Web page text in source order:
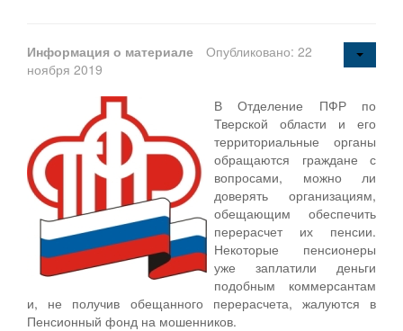
Информация о материале
Опубликовано: 22
ноября 2019
В Отделение ПФР по
Тверской области и его
территориальные органы
обращаются граждане с
вопросами, можно ли
доверять организациям,
обещающим обеспечить
перерасчет их пенсии.
Некоторые пенсионеры
уже заплатили деньги
подобным коммерсантам
и, не получив обещанного перерасчета, жалуются в
Пенсионный фонд на мошенников.